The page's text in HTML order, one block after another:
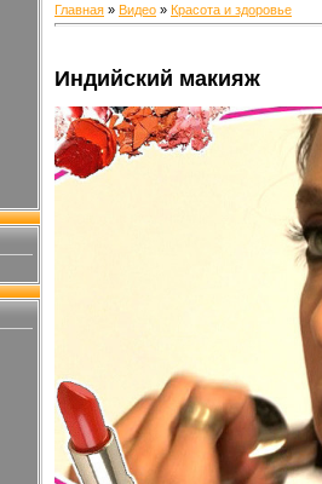
Главная » Видео » Красота и здоровье
Индийский макияж